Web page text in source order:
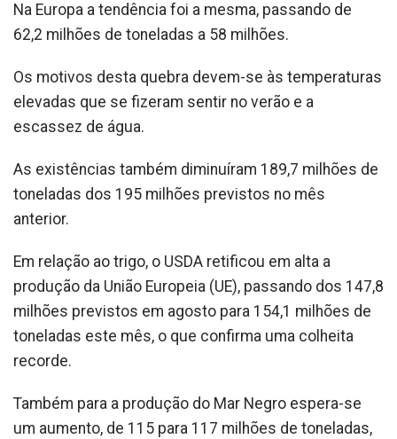
Na Europa a tendência foi a mesma, passando de
62,2 milhões de toneladas a 58 milhões.
Os motivos desta quebra devem-se às temperaturas
elevadas que se fizeram sentir no verão e a
escassez de água.
As existências também diminuíram 189,7 milhões de
toneladas dos 195 milhões previstos no mês
anterior.
Em relação ao trigo, o USDA retificou em alta a
produção da União Europeia (UE), passando dos 147,8
milhões previstos em agosto para 154,1 milhões de
toneladas este mês, o que confirma uma colheita
recorde.
Também para a produção do Mar Negro espera-se
um aumento, de 115 para 117 milhões de toneladas,